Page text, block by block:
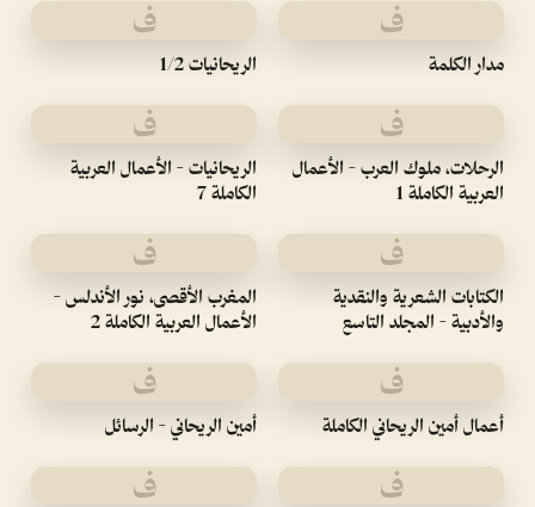
ف
مدار الكلمة
ف
الريحانيات 1/2
ف
الرحلات، ملوك العرب - الأعمال
العربية الكاملة 1
ف
الريحانيات - الأعمال العربية
الكاملة 7
ف
الكتابات الشعرية والنقدية
والأدبية - المجلد التاسع
ف
المغرب الأقصى، نور الأندلس -
الأعمال العربية الكاملة 2
ف
أعمال أمين الريحاني الكاملة
ف
أمين الريحاني - الرسائل
ف ف